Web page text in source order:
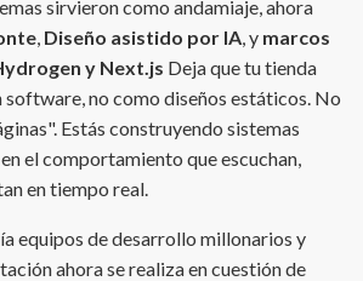
sirvieron como andamiaje, ahora
, Diseño asistido por IA, y marcos
y Next.js Deja que tu tienda
software, no como diseños estáticos. No
Estás construyendo sistemas
el comportamiento que escuchan,
en tiempo real.
equipos de desarrollo millonarios y
ahora se realiza en cuestión de